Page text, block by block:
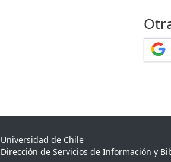
Universidad de Chile
Dirección de Servicios de Información y